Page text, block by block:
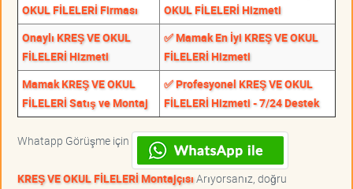
OKUL FİLELERİ Firması
OKUL FİLELERİ Hizmeti
Onaylı KREŞ VE OKUL
FİLELERİ Hizmeti
✅ Mamak En İyi KREŞ VE OKUL
FİLELERİ Hizmeti
Mamak KREŞ VE OKUL
FİLELERİ Satış ve Montaj
✅ Profesyonel KREŞ VE OKUL
FİLELERİ Hizmeti - 7/24 Destek
Whatapp Görüşme için
KREŞ VE OKUL FİLELERİ MontajçısıArıyorsanız, doğru